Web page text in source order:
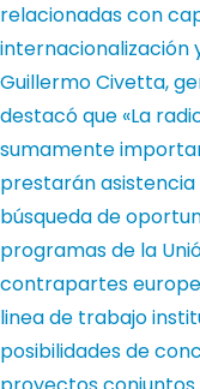
relacionadas con
internacionalización
Guillermo Civetta,
destacó que «La
sumamente
prestarán
búsqueda de
programas de la
contrapartes
linea de trabajo
posibilidades de